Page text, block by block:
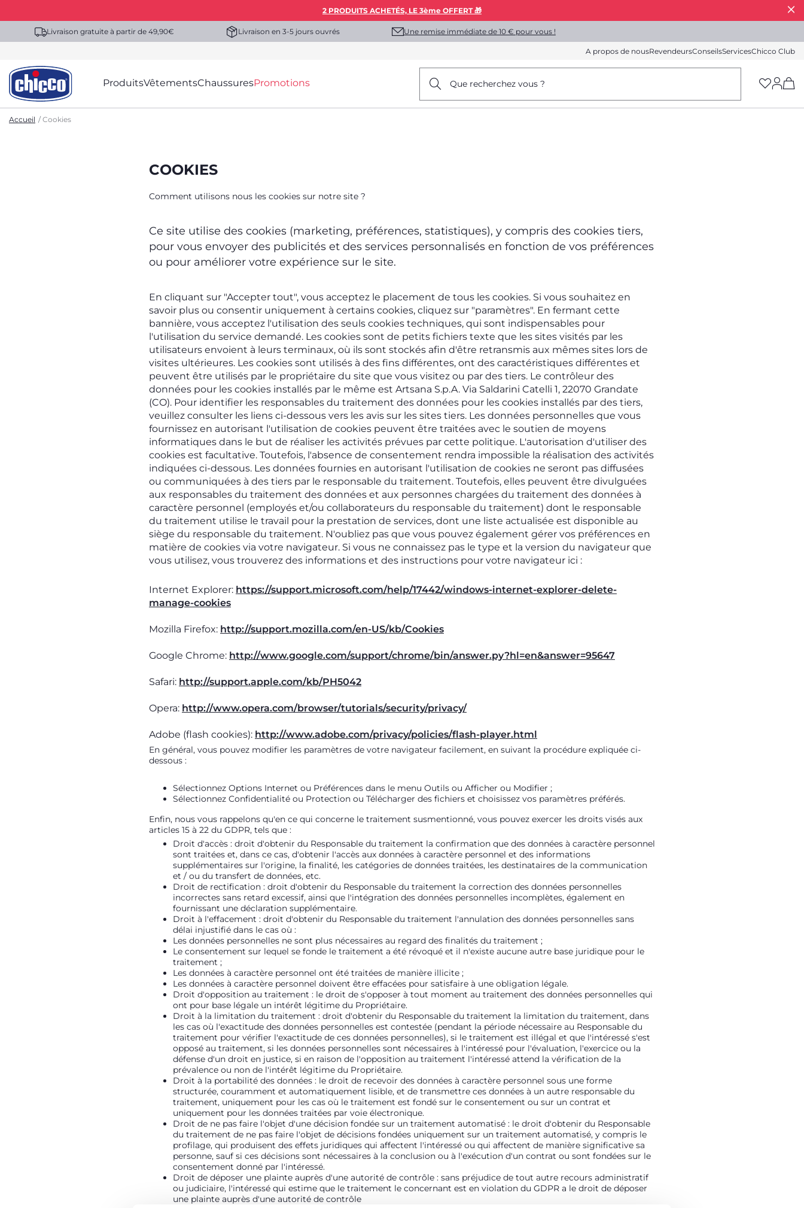
2 PRODUITS ACHETÉS, LE 3ème OFFERT 🎁
Livraison gratuite à partir de 49,90€ Livraison en 3-5 jours ouvrés Une remise immédiate de 10 € pour vous !
A propos de nousRevendeursConseilsServicesChicco Club
ProduitsVêtementsChaussuresPromotions Que recherchez vous ?
Accueil Cookies
COOKIES
Comment utilisons nous les cookies sur notre site ?
Ce site utilise des cookies (marketing, préférences, statistiques), y compris des cookies tiers,
pour vous envoyer des publicités et des services personnalisés en fonction de vos préférences
ou pour améliorer votre expérience sur le site.
En cliquant sur "Accepter tout", vous acceptez le placement de tous les cookies. Si vous souhaitez en
savoir plus ou consentir uniquement à certains cookies, cliquez sur "paramètres". En fermant cette
bannière, vous acceptez l'utilisation des seuls cookies techniques, qui sont indispensables pour
l'utilisation du service demandé. Les cookies sont de petits fichiers texte que les sites visités par les
utilisateurs envoient à leurs terminaux, où ils sont stockés afin d'être retransmis aux mêmes sites lors de
visites ultérieures. Les cookies sont utilisés à des fins différentes, ont des caractéristiques différentes et
peuvent être utilisés par le propriétaire du site que vous visitez ou par des tiers. Le contrôleur des
données pour les cookies installés par le même est Artsana S.p.A. Via Saldarini Catelli 1, 22070 Grandate
(CO). Pour identifier les responsables du traitement des données pour les cookies installés par des tiers,
veuillez consulter les liens ci-dessous vers les avis sur les sites tiers. Les données personnelles que vous
fournissez en autorisant l'utilisation de cookies peuvent être traitées avec le soutien de moyens
informatiques dans le but de réaliser les activités prévues par cette politique. L'autorisation d'utiliser des
cookies est facultative. Toutefois, l'absence de consentement rendra impossible la réalisation des activités
indiquées ci-dessous. Les données fournies en autorisant l'utilisation de cookies ne seront pas diffusées
ou communiquées à des tiers par le responsable du traitement. Toutefois, elles peuvent être divulguées
aux responsables du traitement des données et aux personnes chargées du traitement des données à
caractère personnel (employés et/ou collaborateurs du responsable du traitement) dont le responsable
du traitement utilise le travail pour la prestation de services, dont une liste actualisée est disponible au
siège du responsable du traitement. N'oubliez pas que vous pouvez également gérer vos préférences en
matière de cookies via votre navigateur. Si vous ne connaissez pas le type et la version du navigateur que
vous utilisez, vous trouverez des informations et des instructions pour votre navigateur ici :
Internet Explorer: https://support.microsoft.com/help/17442/windows-internet-explorer-delete-
manage-cookies
Mozilla Firefox: http://support.mozilla.com/en-US/kb/Cookies
Google Chrome: http://www.google.com/support/chrome/bin/answer.py?hl=en&answer=95647
Safari: http://support.apple.com/kb/PH5042
Opera: http://www.opera.com/browser/tutorials/security/privacy/
Adobe (flash cookies): http://www.adobe.com/privacy/policies/flash-player.html
En général, vous pouvez modifier les paramètres de votre navigateur facilement, en suivant la procédure expliquée ci-
dessous :
Sélectionnez Options Internet ou Préférences dans le menu Outils ou Afficher ou Modifier ;
Sélectionnez Confidentialité ou Protection ou Télécharger des fichiers et choisissez vos paramètres préférés.
Enfin, nous vous rappelons qu'en ce qui concerne le traitement susmentionné, vous pouvez exercer les droits visés aux
articles 15 à 22 du GDPR, tels que :
Droit d'accès : droit d'obtenir du Responsable du traitement la confirmation que des données à caractère personnel
sont traitées et, dans ce cas, d'obtenir l'accès aux données à caractère personnel et des informations
supplémentaires sur l'origine, la finalité, les catégories de données traitées, les destinataires de la communication
et / ou du transfert de données, etc.
Droit de rectification : droit d'obtenir du Responsable du traitement la correction des données personnelles
incorrectes sans retard excessif, ainsi que l'intégration des données personnelles incomplètes, également en
fournissant une déclaration supplémentaire.
Droit à l'effacement : droit d'obtenir du Responsable du traitement l'annulation des données personnelles sans
délai injustifié dans le cas où :
Les données personnelles ne sont plus nécessaires au regard des finalités du traitement ;
Le consentement sur lequel se fonde le traitement a été révoqué et il n'existe aucune autre base juridique pour le
traitement ;
Les données à caractère personnel ont été traitées de manière illicite ;
Les données à caractère personnel doivent être effacées pour satisfaire à une obligation légale.
Droit d'opposition au traitement : le droit de s'opposer à tout moment au traitement des données personnelles qui
ont pour base légale un intérêt légitime du Propriétaire.
Droit à la limitation du traitement : droit d'obtenir du Responsable du traitement la limitation du traitement, dans
les cas où l'exactitude des données personnelles est contestée (pendant la période nécessaire au Responsable du
traitement pour vérifier l'exactitude de ces données personnelles), si le traitement est illégal et que l'intéressé s'est
opposé au traitement, si les données personnelles sont nécessaires à l'intéressé pour l'évaluation, l'exercice ou la
défense d'un droit en justice, si en raison de l'opposition au traitement l'intéressé attend la vérification de la
prévalence ou non de l'intérêt légitime du Propriétaire.
Droit à la portabilité des données : le droit de recevoir des données à caractère personnel sous une forme
structurée, couramment et automatiquement lisible, et de transmettre ces données à un autre responsable du
traitement, uniquement pour les cas où le traitement est fondé sur le consentement ou sur un contrat et
uniquement pour les données traitées par voie électronique.
Droit de ne pas faire l'objet d'une décision fondée sur un traitement automatisé : le droit d'obtenir du Responsable
du traitement de ne pas faire l'objet de décisions fondées uniquement sur un traitement automatisé, y compris le
profilage, qui produisent des effets juridiques qui affectent l'intéressé ou qui affectent de manière significative sa
personne, sauf si ces décisions sont nécessaires à la conclusion ou à l'exécution d'un contrat ou sont fondées sur le
consentement donné par l'intéressé.
Droit de déposer une plainte auprès d'une autorité de contrôle : sans préjudice de tout autre recours administratif
ou judiciaire, l'intéressé qui estime que le traitement le concernant est en violation du GDPR a le droit de déposer
une plainte auprès d'une autorité de contrôle